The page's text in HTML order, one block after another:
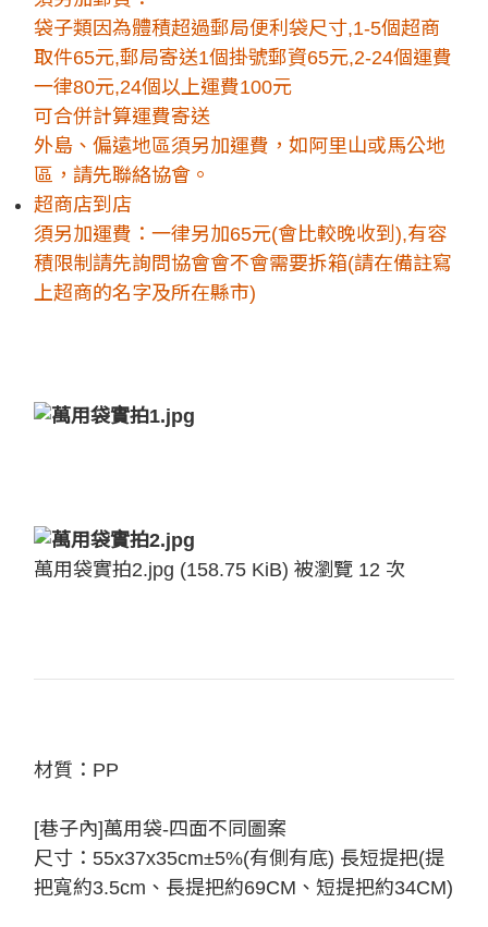
袋子類因為體積超過郵局便利袋尺寸,1-5個超商
取件65元,郵局寄送1個掛號郵資65元,2-24個運費
一律80元,24個以上運費100元
可合併計算運費寄送
外島、偏遠地區須另加運費，如阿里山或馬公地
區，請先聯絡協會。
超商店到店
須另加運費：一律另加65元(會比較晚收到),有容
積限制請先詢問協會會不會需要拆箱(請在備註寫
上超商的名字及所在縣市)
萬用袋實拍2.jpg (158.75 KiB) 被瀏覽 12 次
材質：PP
[巷子內]萬用袋-四面不同圖案
尺寸：55x37x35cm±5%(有側有底) 長短提把(提
把寬約3.5cm、長提把約69CM、短提把約34CM)